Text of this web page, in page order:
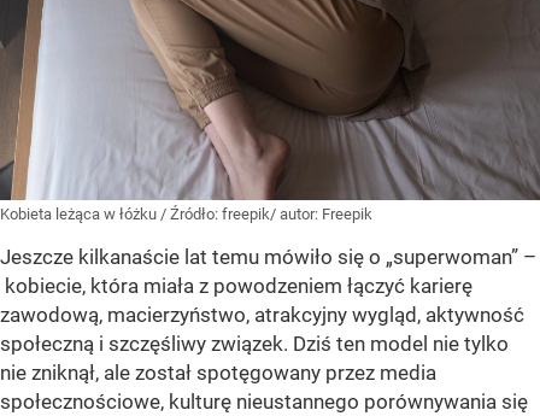
Kobieta leżąca w łóżku / Źródło: freepik/ autor: Freepik
Jeszcze kilkanaście lat temu mówiło się o „superwoman” –
kobiecie, która miała z powodzeniem łączyć karierę
zawodową, macierzyństwo, atrakcyjny wygląd, aktywność
społeczną i szczęśliwy związek. Dziś ten model nie tylko
nie zniknął, ale został spotęgowany przez media
społecznościowe, kulturę nieustannego porównywania się